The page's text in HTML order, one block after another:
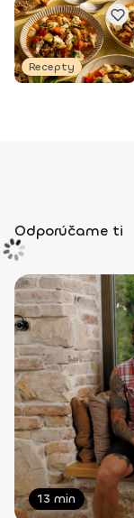
Recepty
Odporúčame ti
13 min